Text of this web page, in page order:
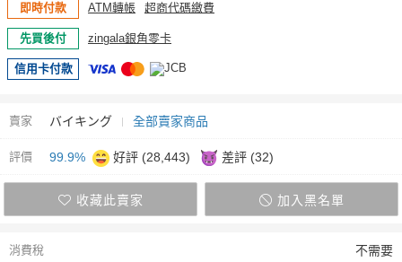
即時付款 ATM轉帳 超商代碼繳費
先買後付 zingala銀角零卡
信用卡付款
賣家 バイキング 全部賣家商品
評價 99.9% 好評 (28,443) 差評 (32)
收藏此賣家 加入黑名單
消費稅 不需要